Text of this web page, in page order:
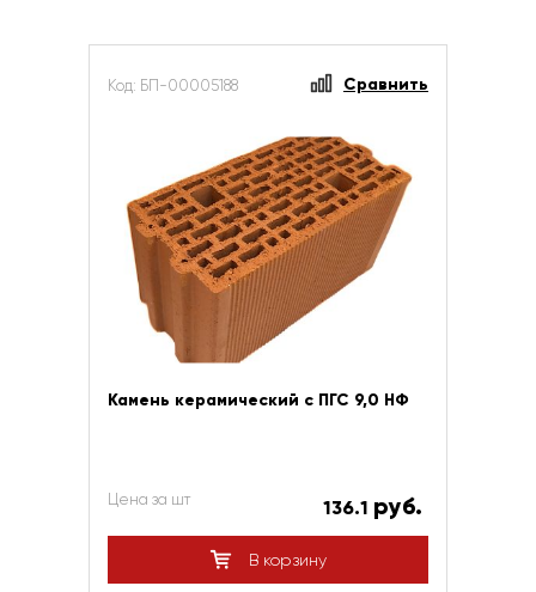
Код: БП-00005188 Сравнить
Камень керамический с ПГС 9,0 НФ
Цена за шт 136.1 руб.
В корзину